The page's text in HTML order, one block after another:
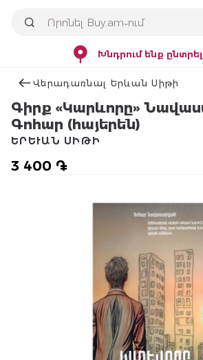
Խնդրում ենք
Վերադառնալ Երևան Սիթի
Գիրք «Կարևորը»
Գոհար (հայերեն)
3 400 ֏
ԵՐԵՒԱՆ ՍԻԹԻ